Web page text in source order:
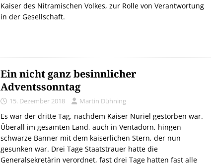
Kaiser des Nitramischen Volkes, zur Rolle von Verantwortung
in der Gesellschaft.
Ein nicht ganz besinnlicher
Adventssonntag
15. Dezember 2018 Martin Dühning
Es war der dritte Tag, nachdem Kaiser Nuriel gestorben war.
Überall im gesamten Land, auch in Ventadorn, hingen
schwarze Banner mit dem kaiserlichen Stern, der nun
gesunken war. Drei Tage Staatstrauer hatte die
Generalsekretärin verordnet, fast drei Tage hatten fast alle